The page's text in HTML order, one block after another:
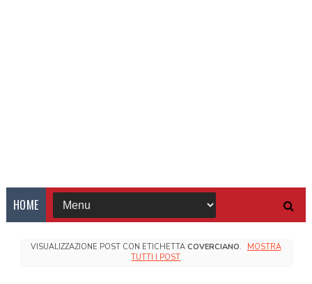
HOME
VISUALIZZAZIONE POST CON ETICHETTACOVERCIANO.
MOSTRA
TUTTI I POST